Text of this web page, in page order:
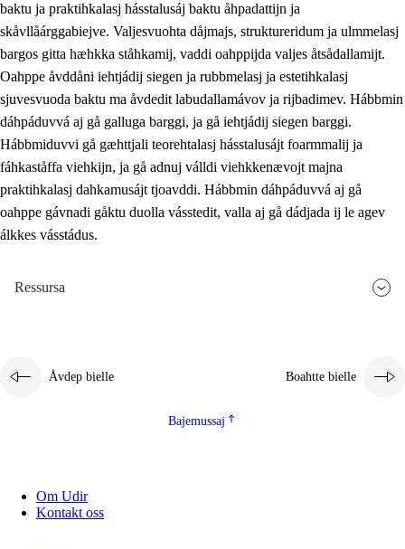
baktu ja praktihkalasj hásstalusáj baktu åhpadattijn ja
skåvllåárggabiejve. Valjesvuohta dåjmajs, struktureridum ja ulmmelasj
bargos gitta hæhkka ståhkamij, vaddi oahppijda valjes åtsådallamijt.
Oahppe åvddåni iehtjádij siegen ja rubbmelasj ja estetihkalasj
sjuvesvuoda baktu ma åvdedit labudallamávov ja rijbadimev. Hábbmin
dáhpáduvvá aj gå galluga barggi, ja gå iehtjádij siegen barggi.
Hábbmiduvvi gå gæhttjali teorehtalasj hásstalusájt foarmmalij ja
fáhkaståffa viehkijn, ja gå adnuj válldi viehkkenævojt majna
praktihkalasj dahkamusájt tjoavddi. Hábbmin dáhpáduvvá aj gå
oahppe gávnadi gåktu duolla vásstedit, valla aj gå dádjada ij le agev
álkkes vásstádus.
Ressursa
Åvdep bielle Boahtte bielle
Bajemussaj
Om Udir
Kontakt oss